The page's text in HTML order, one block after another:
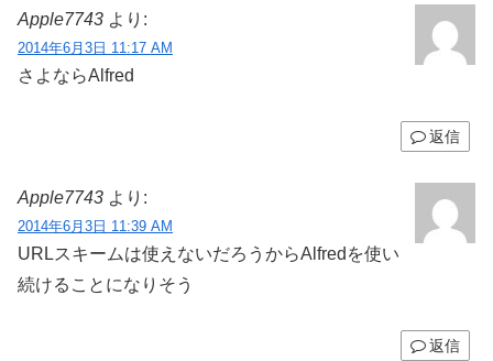
Apple7743 より:
2014年6月3日 11:17 AM
さよならAlfred
返信
Apple7743 より:
2014年6月3日 11:39 AM
URLスキームは使えないだろうからAlfredを使い
続けることになりそう
返信